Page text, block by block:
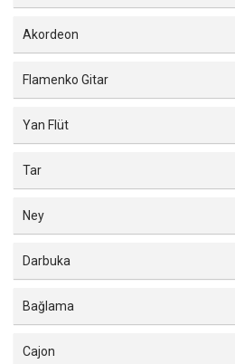
Akordeon
Flamenko Gitar
Yan Flüt
Tar
Ney
Darbuka
Bağlama
Cajon